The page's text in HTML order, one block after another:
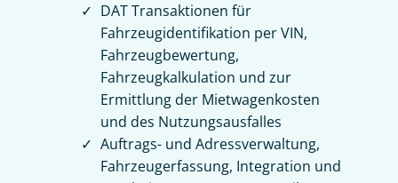
DAT Transaktionen für
Fahrzeugidentifikation per VIN,
Fahrzeugbewertung,
Fahrzeugkalkulation und zur
Ermittlung der Mietwagenkosten
und des Nutzungsausfalles
Auftrags- und Adressverwaltung,
Fahrzeugerfassung, Integration und